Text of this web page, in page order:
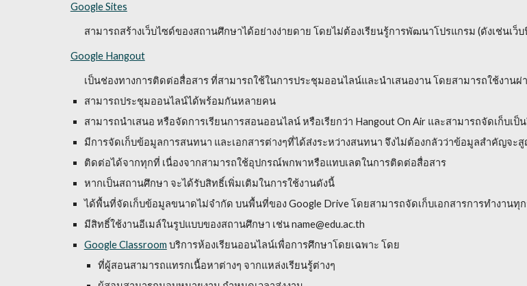
Google Sites
สามารถสร้างเว็บไซด์ของสถานศึกษาได้อย่างง่ายดาย โดยไม่ต้องเรียนรู้การพัฒนาโปรแกรม (ดังเช่นเว็บ
Google Hangout
เป็นช่องทางการติดต่อสื่อสาร ที่สามารถใช้ในการประชุมออนไลน์และนำเสนองาน โดยสามารถใช้งา
สามารถประชุมออนไลน์ได้พร้อมกันหลายคน
สามารถนำเสนอ หรือจัดการเรียนการสอนออนไลน์ หรือเรียกว่า Hangout On Air และสามารถจัดเก็บเป็
มีการจัดเก็บข้อมูลการสนทนา และเอกสารต่างๆที่ได้ส่งระหว่างสนทนา จึงไม่ต้องกลัวว่าข้อมูลสำคัญจะ
ติดต่อได้จากทุกที่ เนื่องจากสามารถใช้อุปกรณ์พกพาหรือแทบเลตในการติดต่อสื่อสาร
หากเป็นสถานศึกษา จะได้รับสิทธิ์เพิ่มเติมในการใช้งานดังนี้
ได้พื้นที่จัดเก็บข้อมูลขนาดไม่จำกัด บนพื้นที่ของ Google Drive โดยสามารถจัดเก็บเอกสารการทำงานทุ
มีสิทธิ์ใช้งานอีเมล์ในรูปแบบของสถานศึกษา เช่น name@edu.ac.th
Google Classroom บริการห้องเรียนออนไลน์เพื่อการศึกษาโดยเฉพาะ โดย
ที่ผู้สอนสามารถแทรกเนื้อหาต่างๆ จากแหล่งเรียนรู้ต่างๆ